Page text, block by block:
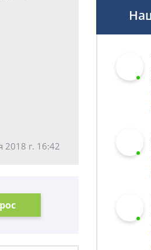
2018 г. 16:42